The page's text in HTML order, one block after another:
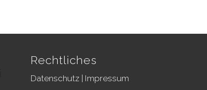
Rechtliches
Datenschutz Impressum